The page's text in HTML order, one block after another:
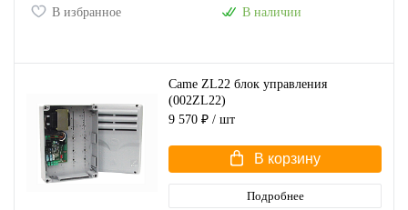
В избранное В наличии
Came ZL22 блок управления
(002ZL22)
9 570 ₽ / шт
В корзину
Подробнее